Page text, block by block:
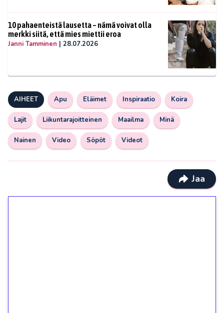
10 pahaenteistä lausetta – nämä voivat olla
merkki siitä, että mies miettii eroa
Janni Tamminen | 28.07.2026
AIHEET Apu Eläimet Inspiraatio Koira
Lajit Liikuntarajoitteinen Maailma Minä
Nainen Video Söpöt Videot
Jaa